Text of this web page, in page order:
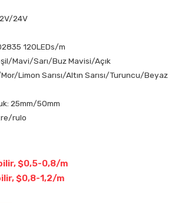
24V
120LEDs/m
Mavi/Sarı/Buz Mavisi/Açık
Limon Sarısı/Altın Sarısı/Turuncu/Beyaz
25mm/50mm
rulo
$0,5-0,8/m
$0,8-1,2/m